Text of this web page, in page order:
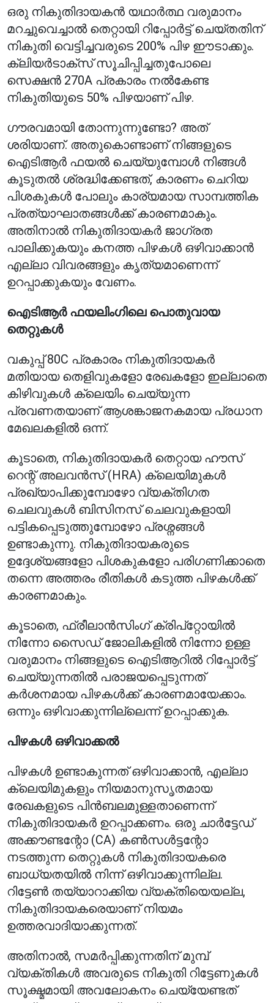
ഒരു നികുതിദായകൻ യഥാർത്ഥ വരുമാനം
മറച്ചുവെച്ചാൽ തെറ്റായി റിപ്പോർട്ട് ചെയ്തതിന്
നികുതി വെട്ടിച്ചവരുടെ 200% പിഴ ഈടാക്കും.
ക്ലിയർടാക്സ് സൂചിപ്പിച്ചതുപോലെ
സെക്ഷൻ 270A പ്രകാരം നൽകേണ്ട
നികുതിയുടെ 50% പിഴയാണ് പിഴ.
ഗൗരവമായി തോന്നുന്നുണ്ടോ? അത്
ശരിയാണ്. അതുകൊണ്ടാണ് നിങ്ങളുടെ
ഐടിആർ ഫയൽ ചെയ്യുമ്പോൾ നിങ്ങൾ
കൂടുതൽ ശ്രദ്ധിക്കേണ്ടത്, കാരണം ചെറിയ
പിശകുകൾ പോലും കാര്യമായ സാമ്പത്തിക
പ്രത്യാഘാതങ്ങൾക്ക് കാരണമാകും.
അതിനാൽ നികുതിദായകർ ജാഗ്രത
പാലിക്കുകയും കനത്ത പിഴകൾ ഒഴിവാക്കാൻ
എല്ലാ വിവരങ്ങളും കൃത്യമാണെന്ന്
ഉറപ്പാക്കുകയും വേണം.
ഐടിആർ ഫയലിംഗിലെ പൊതുവായ
തെറ്റുകൾ
വകുപ്പ് 80C പ്രകാരം നികുതിദായകർ
മതിയായ തെളിവുകളോ രേഖകളോ ഇല്ലാതെ
കിഴിവുകൾ ക്ലെയിം ചെയ്യുന്ന
പ്രവണതയാണ് ആശങ്കാജനകമായ പ്രധാന
മേഖലകളിൽ ഒന്ന്.
കൂടാതെ, നികുതിദായകർ തെറ്റായ ഹൗസ്
റെന്റ് അലവൻസ് (HRA) ക്ലെയിമുകൾ
പ്രഖ്യാപിക്കുമ്പോഴോ വ്യക്തിഗത
ചെലവുകൾ ബിസിനസ് ചെലവുകളായി
പട്ടികപ്പെടുത്തുമ്പോഴോ പ്രശ്നങ്ങൾ
ഉണ്ടാകുന്നു. നികുതിദായകരുടെ
ഉദ്ദേശ്യങ്ങളോ പിശകുകളോ പരിഗണിക്കാതെ
തന്നെ അത്തരം രീതികൾ കടുത്ത പിഴകൾക്ക്
കാരണമാകും.
കൂടാതെ, ഫ്രീലാൻസിംഗ് ക്രിപ്‌റ്റോയിൽ
നിന്നോ സൈഡ് ജോലികളിൽ നിന്നോ ഉള്ള
വരുമാനം നിങ്ങളുടെ ഐടിആറിൽ റിപ്പോർട്ട്
ചെയ്യുന്നതിൽ പരാജയപ്പെടുന്നത്
കർശനമായ പിഴകൾക്ക് കാരണമായേക്കാം.
ഒന്നും ഒഴിവാക്കുന്നില്ലെന്ന് ഉറപ്പാക്കുക.
പിഴകൾ ഒഴിവാക്കൽ
പിഴകൾ ഉണ്ടാകുന്നത് ഒഴിവാക്കാൻ, എല്ലാ
ക്ലെയിമുകളും നിയമാനുസൃതമായ
രേഖകളുടെ പിൻബലമുള്ളതാണെന്ന്
നികുതിദായകർ ഉറപ്പാക്കണം. ഒരു ചാർട്ടേഡ്
അക്കൗണ്ടന്റോ (CA) കൺസൾട്ടന്റോ
നടത്തുന്ന തെറ്റുകൾ നികുതിദായകരെ
ബാധ്യതയിൽ നിന്ന് ഒഴിവാക്കുന്നില്ല.
റിട്ടേൺ തയ്യാറാക്കിയ വ്യക്തിയെയല്ല,
നികുതിദായകരെയാണ് നിയമം
ഉത്തരവാദിയാക്കുന്നത്.
അതിനാൽ, സമർപ്പിക്കുന്നതിന് മുമ്പ്
വ്യക്തികൾ അവരുടെ നികുതി റിട്ടേണുകൾ
സൂക്ഷ്മമായി അവലോകനം ചെയ്യേണ്ടത്